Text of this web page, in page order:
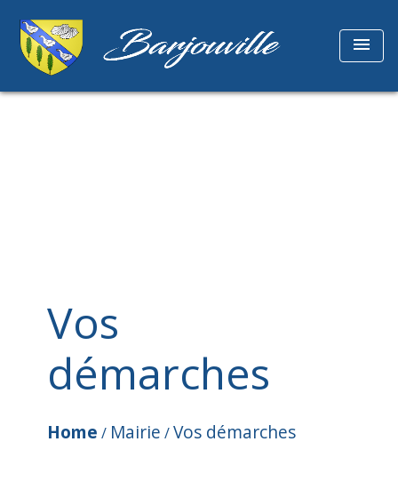
menu
Vos
démarches
Home / Mairie /Vos démarches